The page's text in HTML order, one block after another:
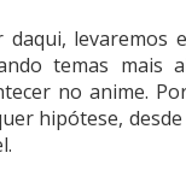
levaremos
temas mais
no anime.
hipótese,